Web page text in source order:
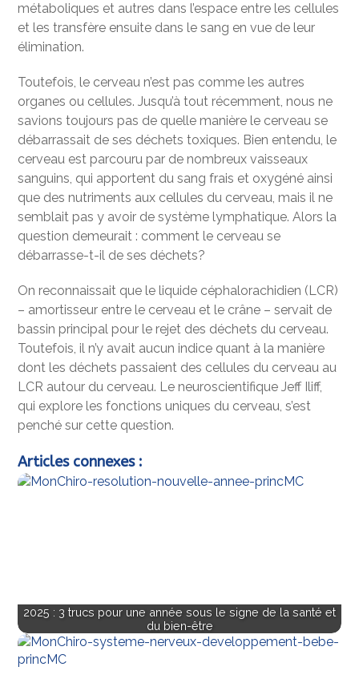
métaboliques et autres dans l’espace entre les cellules
et les transfère ensuite dans le sang en vue de leur
élimination.
Toutefois, le cerveau n’est pas comme les autres
organes ou cellules. Jusqu’à tout récemment, nous ne
savions toujours pas de quelle manière le cerveau se
débarrassait de ses déchets toxiques. Bien entendu, le
cerveau est parcouru par de nombreux vaisseaux
sanguins, qui apportent du sang frais et oxygéné ainsi
que des nutriments aux cellules du cerveau, mais il ne
semblait pas y avoir de système lymphatique. Alors la
question demeurait : comment le cerveau se
débarrasse-t-il de ses déchets?
On reconnaissait que le liquide céphalorachidien (LCR)
– amortisseur entre le cerveau et le crâne – servait de
bassin principal pour le rejet des déchets du cerveau.
Toutefois, il n’y avait aucun indice quant à la manière
dont les déchets passaient des cellules du cerveau au
LCR autour du cerveau. Le neuroscientifique Jeff Iliff,
qui explore les fonctions uniques du cerveau, s’est
penché sur cette question.
Articles connexes :
2025 : 3 trucs pour une année sous le signe de la santé et
du bien-être